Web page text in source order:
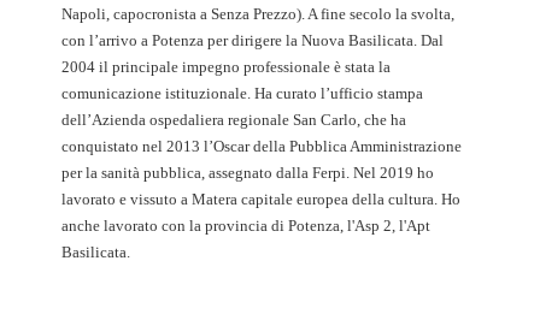
Napoli, capocronista a Senza Prezzo). A fine secolo la svolta,
con l’arrivo a Potenza per dirigere la Nuova Basilicata. Dal
2004 il principale impegno professionale è stata la
comunicazione istituzionale. Ha curato l’ufficio stampa
dell’Azienda ospedaliera regionale San Carlo, che ha
conquistato nel 2013 l’Oscar della Pubblica Amministrazione
per la sanità pubblica, assegnato dalla Ferpi. Nel 2019 ho
lavorato e vissuto a Matera capitale europea della cultura. Ho
anche lavorato con la provincia di Potenza, l'Asp 2, l'Apt
Basilicata.